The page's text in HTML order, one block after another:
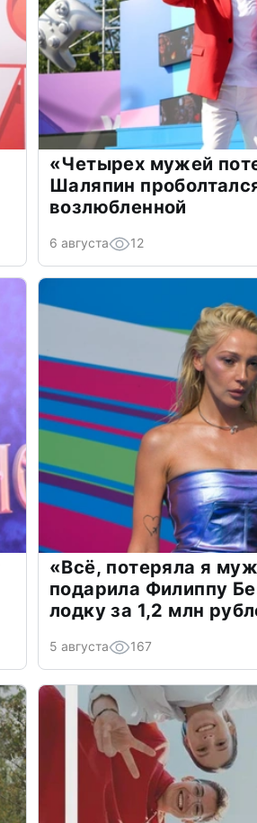
«Четырех мужей
Шаляпин
возлюбленной
6 августа 12
«Всё, потеряла я
подарила Филиппу
лодку за 1,2 млн
5 августа 167